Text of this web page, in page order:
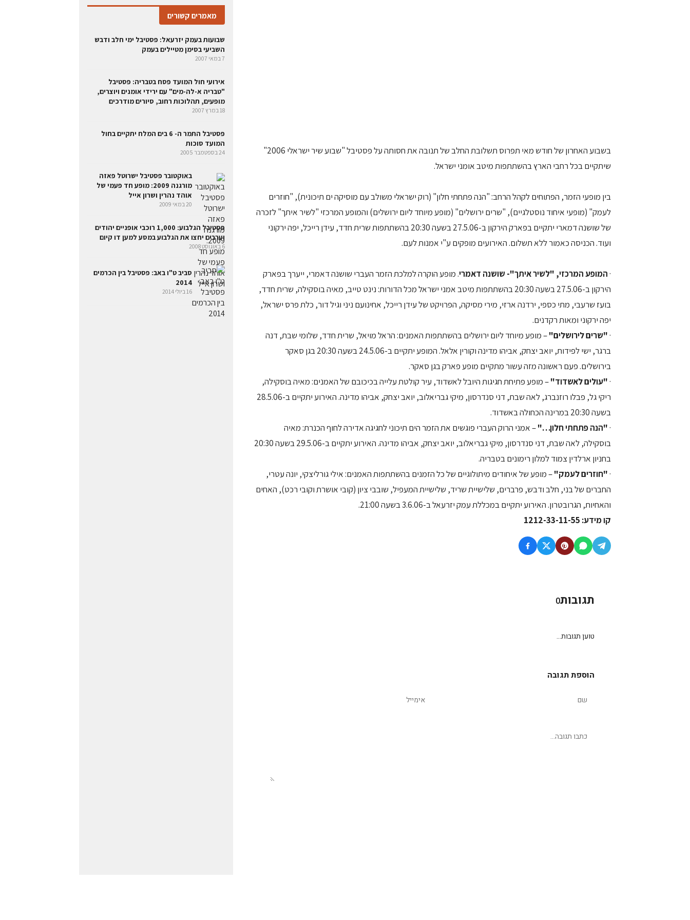
בשבוע האחרון של חודש מאי תפרוס תשלובת החלב של תנובה את חסותה על פסטיבל "שבוע שיר ישראלי 2006"
שיתקיים בכל רחבי הארץ בהשתתפות מיטב אומני ישראל.
בין מופעי הזמר, הפתוחים לקהל הרחב: "הנה פתחתי חלון" (רוק ישראלי משולב עם מוסיקה ים תיכונית), "חוזרים
לעמק" (מופעי איחוד נוסטלגיים), "שרים ירושלים" (מופע מיוחד ליום ירושלים) והמופע המרכזי "לשיר איתך" לזכרה
של שושנה דמארי יתקיים בפארק הירקון ב-27.5.06 בשעה 20:30 בהשתתפות שרית חדד, עידן רייכל, יפה ירקוני
ועוד. הכניסה כאמור ללא תשלום. האירועים מופקים ע"י אמנות לעם.
·המופע המרכזי, "לשיר איתך"- שושנה דאמרי. מופע הוקרה למלכת הזמר העברי שושנה דאמרי, ייערך בפארק
הירקון ב-27.5.06 בשעה 20:30 בהשתתפות מיטב אמני ישראל מכל הדורות: נינט טייב, מאיה בוסקילה, שרית חדד,
בועז שרעבי, מתי כספי, ירדנה ארזי, מירי מסיקה, הפרויקט של עידן רייכל, אחינועם ניני וגיל דור, כלת פרס ישראל,
יפה ירקוני ומאות רקדנים.
·"שרים לירושלים"– מופע מיוחד ליום ירושלים בהשתתפות האמנים: הראל מויאל, שרית חדד, שלומי שבת, דנה
ברגר, ישי לפידות, יואב יצחק, אביהו מדינה וקורין אלאל. המופע יתקיים ב-24.5.06 בשעה 20:30 בגן סאקר
בירושלים. פעם ראשונה מזה עשור מתקיים מופע פארק בגן סאקר.
·"עולים לאשדוד"– מופע פתיחת חגיגות היובל לאשדוד, עיר קולטת עלייה בכיכובם של האמנים: מאיה בוסקילה,
ריקי גל, פבלו רוזנברג, לאה שבת, דני סנדרסון, מיקי גבריאלוב, יואב יצחק, אביהו מדינה. האירוע יתקיים ב-28.5.06
בשעה 20:30 במרינה הכחולה באשדוד.
·"הנה פתחתי חלון…"– אמני הרוק העברי פוגשים את הזמר הים תיכוני לחגיגה אדירה לחוף הכנרת: מאיה
בוסקילה, לאה שבת, דני סנדרסון, מיקי גבריאלוב, יואב יצחק, אביהו מדינה. האירוע יתקיים ב-29.5.06 בשעה 20:30
בחניון ארלדין צמוד למלון רימונים בטבריה.
·"חוזרים לעמק"– מופע של איחודים מיתולוגיים של כל הזמנים בהשתתפות האמנים: אילי גורליצקי, יונה עטרי,
החברים של בני, חלב ודבש, פרברים, שלישיית שריד, שלישיית המעפיל, שובבי ציון (קובי אושרת וקובי רכט), האחים
והאחיות, הגרובטרון. האירוע יתקיים במכללת עמק יזרעאל ב-3.6.06 בשעה 21:00.
קו מידע: 1212-33-11-55
תגובות0
טוען תגובות...
הוספת תגובה
מאמרים קשורים
שבועות בעמק יזרעאל: פסטיבל ימי חלב ודבש
השביעי בסימן מטיילים בעמק
7 במאי 2007
אירועי חול המועד פסח בטבריה: פסטיבל
"טבריה א-לה-מים" עם ירידי אומנים ויוצרים,
מופעים, תהלוכות רחוב, סיורים מודרכים
18 במרץ 2007
פסטיבל התמר ה- 6 בים המלח יתקיים בחול
המועד סוכות
24 בספטמבר 2005
באוקטובר פסטיבל ישרוטל פאזה
מורגנה 2009: מופע חד פעמי של
אוהד נהרין ושרון אייל
20 במאי 2009
פסטיבל הגלבוע: 1,000 רוכבי אופניים יהודים
וערבים יחצו את הגלבוע במסע למען דו קיום
6 באוגוסט 2008
סביב ט"ו באב: פסטיבל בין הכרמים
2014
16 ביולי 2014